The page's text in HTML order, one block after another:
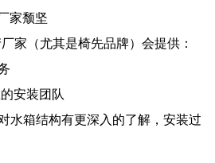
家颓坚
家（尤其是椅先品牌）会提供：
安装团队
水箱结构有更深入的了解，安装过